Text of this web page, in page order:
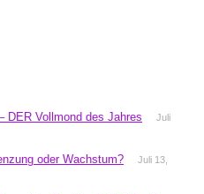
DER Vollmond des Jahres
Juli
oder Wachstum?
Juli 13,